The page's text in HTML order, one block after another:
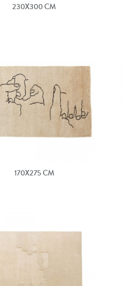
230X300 CM
170X275 CM